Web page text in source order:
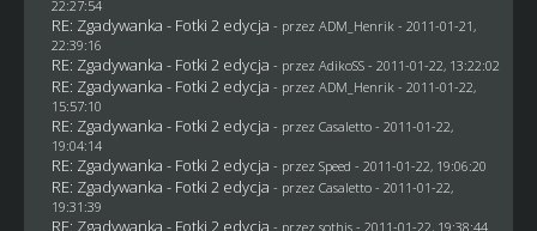
22:27:54
RE: Zgadywanka - Fotki 2 edycja - przez ADM_Henrik- 2011-01-21,
22:39:16
RE: Zgadywanka - Fotki 2 edycja - przez AdikoSS - 2011-01-22, 13:22:02
RE: Zgadywanka - Fotki 2 edycja - przez ADM_Henrik- 2011-01-22,
15:57:10
RE: Zgadywanka - Fotki 2 edycja - przez Casaletto- 2011-01-22,
19:04:14
RE: Zgadywanka - Fotki 2 edycja - przez Speed - 2011-01-22, 19:06:20
RE: Zgadywanka - Fotki 2 edycja - przez Casaletto- 2011-01-22,
19:31:39
RE: Zgadywanka - Fotki 2 edycja - przez sothis- 2011-01-22, 19:38:44